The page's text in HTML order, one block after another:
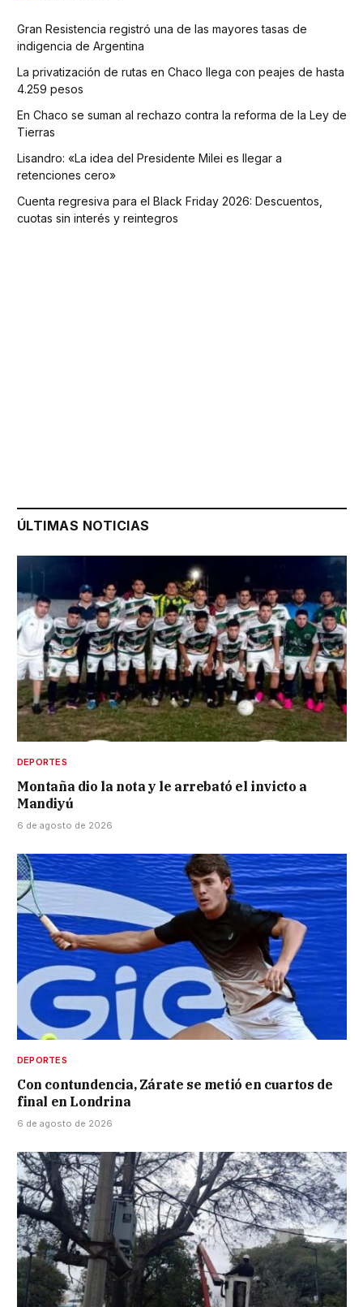
Gran Resistencia registró una de las mayores tasas de
indigencia de Argentina
La privatización de rutas en Chaco llega con peajes de hasta
4.259 pesos
En Chaco se suman al rechazo contra la reforma de la Ley de
Tierras
Lisandro: «La idea del Presidente Milei es llegar a
retenciones cero»
Cuenta regresiva para el Black Friday 2026: Descuentos,
cuotas sin interés y reintegros
ÚLTIMAS NOTICIAS
DEPORTES
Montaña dio la nota y le arrebató el invicto a
Mandiyú
6 de agosto de 2026
DEPORTES
Con contundencia, Zárate se metió en cuartos de
final en Londrina
6 de agosto de 2026